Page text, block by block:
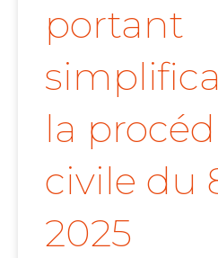
portant
la
civile du
2025